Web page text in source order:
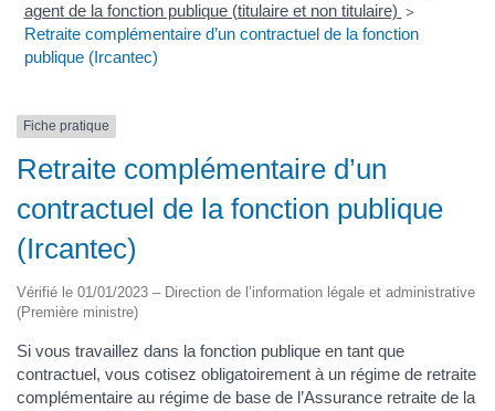
agent de la fonction publique (titulaire et non titulaire) >
Retraite complémentaire d’un contractuel de la fonction
publique (Ircantec)
Fiche pratique
Retraite complémentaire d’un
contractuel de la fonction publique
(Ircantec)
Vérifié le 01/01/2023 – Direction de l’information légale et administrative
(Première ministre)
Si vous travaillez dans la fonction publique en tant que
contractuel, vous cotisez obligatoirement à un régime de retraite
complémentaire au régime de base de l’Assurance retraite de la